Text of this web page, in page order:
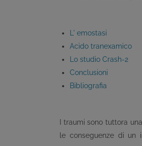
L' emostasi
Acido tranexamico
Lo studio Crash-2
Conclusioni
Bibliografia
I traumi sono tuttora
le conseguenze di